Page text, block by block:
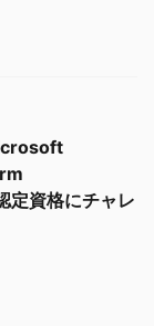
資格にチャレ